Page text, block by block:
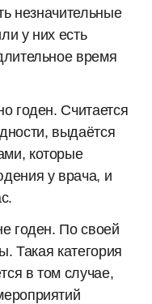
незначительные
у них есть
время
годен. Считается
выдаётся
которые
у врача, и
годен. По своей
Такая категория
в том случае,